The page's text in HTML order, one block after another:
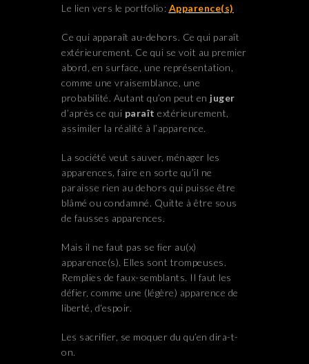
Le lien vers le portfolio: Apparence(s)
Ce qui apparaît au-dehors. Ce qui paraît
extérieurement. Ce qui se voit au premier
abord, en surface, une représentation,
comme une vraisemblance, une
probabilité. Autant qu’on peut en juger
d’après ce qui paraît extérieurement,
assimiler la réalité à l’apparence.
La société veut sauver, ménager les
apparences, faire en sorte qu’il ne
paraisse rien au dehors qui puisse être
blâmé ou condamné. Quitte à être sous
de fausses apparences.
Mais il ne faut pas se fier au(x)
apparence(s). Elles sont trompeuses.
Remplies de faux-semblants. Il faut les
défier, comme une (légère) apparence de
liberté, d‘espoir.
Les sacrifier, se moquer du qu’en dira-t-
on.